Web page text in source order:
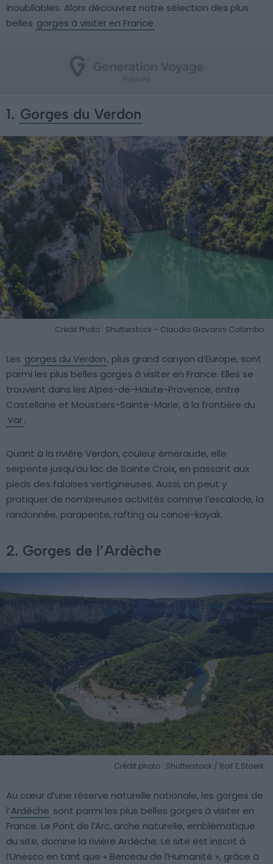
inoubliables. Alors découvrez notre sélection des plus
belles gorges à visiter en France.
1. Gorges du Verdon
Crédit Photo : Shutterstock – Claudio Giovanni Colombo
Les gorges du Verdon, plus grand canyon d’Europe, sont
parmi les plus belles gorges à visiter en France. Elles se
trouvent dans les Alpes-de-Haute-Provence, entre
Castellane et Moustiers-Sainte-Marie, à la frontière du
Var.
Quant à la rivière Verdon, couleur émeraude, elle
serpente jusqu’au lac de Sainte Croix, en passant aux
pieds des falaises vertigineuses. Aussi, on peut y
pratiquer de nombreuses activités comme l’escalade, la
randonnée, parapente, rafting ou canoë-kayak.
2. Gorges de l’Ardèche
Crédit photo : Shutterstock / Rolf E.Staerk
Au cœur d’une réserve naturelle nationale, les gorges de
l’Ardèche sont parmi les plus belles gorges à visiter en
France. Le Pont de l’Arc, arche naturelle, emblématique
du site, domine la rivière Ardèche. Le site est inscrit à
l’Unesco en tant que « Berceau de l’Humanité », grâce à